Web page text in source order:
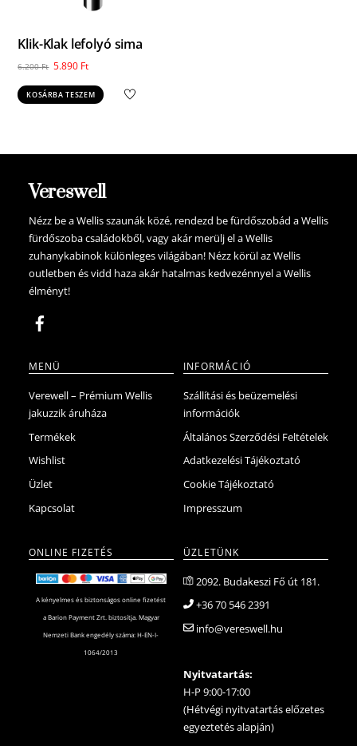
Klik-Klak lefolyó sima
6.200Ft Original
price
was:
5.890 FtCurrent
price
is:
KOSÁRBA TESZEM
Vereswell
Nézz be a Wellis szaunák közé, rendezd be fürdőszobád a Wellis
fürdőszoba családokből, vagy akár merülj el a Wellis
zuhanykabinok különleges világában! Nézz körül az Wellis
outletben és vidd haza akár hatalmas kedvezénnyel a Wellis
élményt!
MENÜ
Verewell – Prémium Wellis
jakuzzik áruháza
Termékek
Wishlist
Üzlet
Kapcsolat
INFORMÁCIÓ
Szállítási és beüzemelési
információk
Általános Szerződési Feltételek
Adatkezelési Tájékoztató
Cookie Tájékoztató
Impresszum
ONLINE FIZETÉS
A kényelmes és biztonságos online fizetést
a Barion Payment Zrt. biztosítja. Magyar
Nemzeti Bank engedély száma: H-EN-I-
1064/2013
ÜZLETÜNK
2092. Budakeszi Fő út 181.
+36 70 546 2391
info@vereswell.hu
Nyitvatartás:
H-P 9:00-17:00
(Hétvégi nyitvatartás előzetes
egyeztetés alapján)